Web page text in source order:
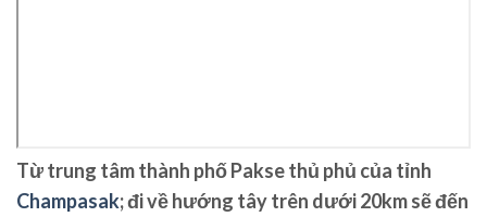
Từ trung tâm thành phố Pakse thủ phủ của tỉnh
Champasak; đi về hướng tây trên dưới 20km sẽ đến